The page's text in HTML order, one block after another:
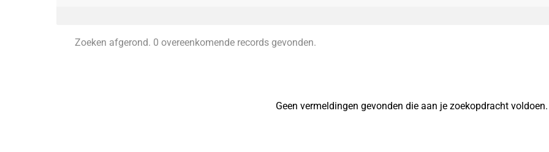
Zoeken afgerond. 0 overeenkomende records gevonden.
Geen vermeldingen gevonden die aan je zoekopdracht voldoen.